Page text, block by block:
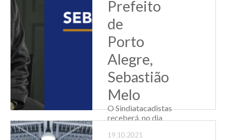
Leia Mais
Prefeito
de
Porto
Alegre,
Sebastião
Melo
O Sindiatacadistas
receberá, no dia
feira), o Prefeito de
19.10.2021